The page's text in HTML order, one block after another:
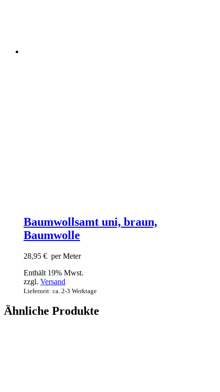
Baumwollsamt uni, braun,
Baumwolle
28,95 € per Meter
Enthält 19% Mwst.
zzgl. Versand
Lieferzeit: ca. 2-3 Werktage
Ähnliche Produkte